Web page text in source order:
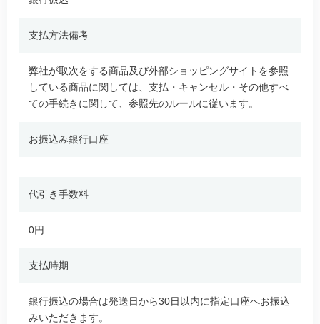
支払方法備考
弊社が取次をする商品及び外部ショッピングサイトを参照
している商品に関しては、支払・キャンセル・その他すべ
ての手続きに関して、参照先のルールに従います。
お振込み銀行口座
代引き手数料
0円
支払時期
銀行振込の場合は発送日から30日以内に指定口座へお振込
みいただきます。